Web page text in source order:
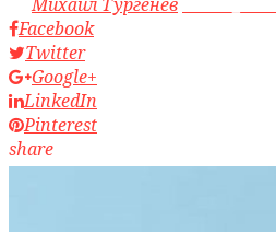
Facebook
Twitter
Google+
LinkedIn
Pinterest
share